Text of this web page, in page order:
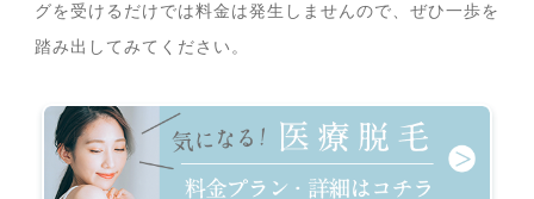
グを受けるだけでは料金は発生しませんので、ぜひ一歩を
踏み出してみてください。